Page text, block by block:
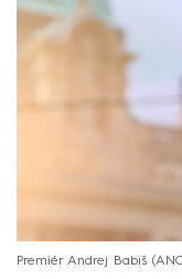
Premiér Andrej Babiš